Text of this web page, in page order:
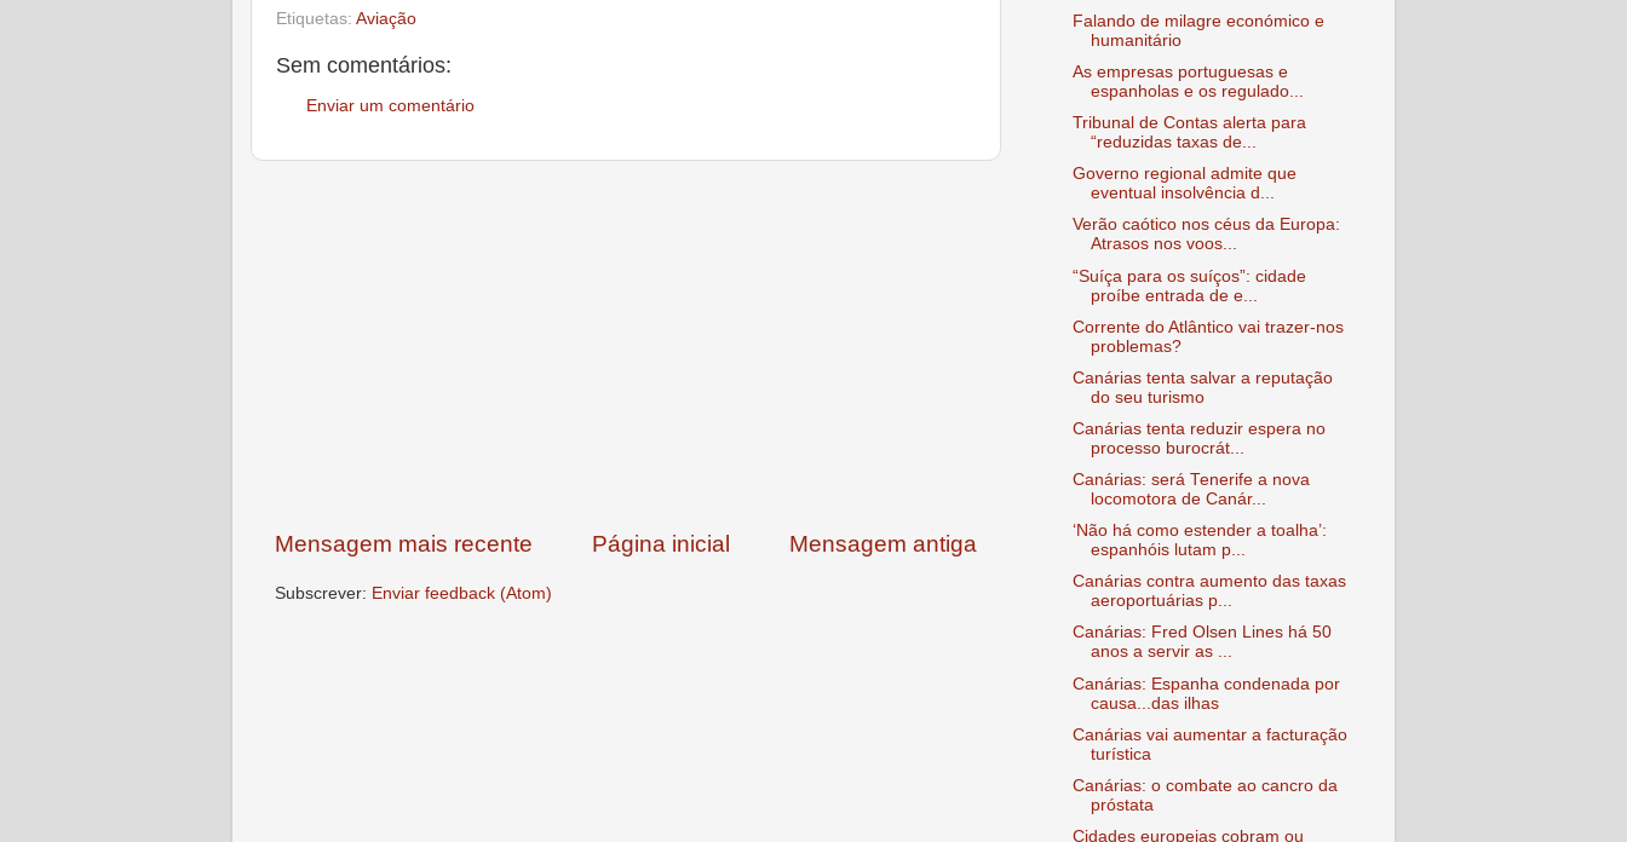
Etiquetas: Aviação
Sem comentários:
Enviar um comentário
Mensagem mais recente Mensagem antiga
Página inicial
Subscrever: Enviar feedback (Atom)
Falando de milagre económico e
humanitário
As empresas portuguesas e
espanholas e os regulado...
Tribunal de Contas alerta para
“reduzidas taxas de...
Governo regional admite que
eventual insolvência d...
Verão caótico nos céus da Europa:
Atrasos nos voos...
“Suíça para os suíços”: cidade
proíbe entrada de e...
Corrente do Atlântico vai trazer-nos
problemas?
Canárias tenta salvar a reputação
do seu turismo
Canárias tenta reduzir espera no
processo burocrát...
Canárias: será Tenerife a nova
locomotora de Canár...
‘Não há como estender a toalha’:
espanhóis lutam p...
Canárias contra aumento das taxas
aeroportuárias p...
Canárias: Fred Olsen Lines há 50
anos a servir as ...
Canárias: Espanha condenada por
causa...das ilhas
Canárias vai aumentar a facturação
turística
Canárias: o combate ao cancro da
próstata
Cidades europeias cobram ou